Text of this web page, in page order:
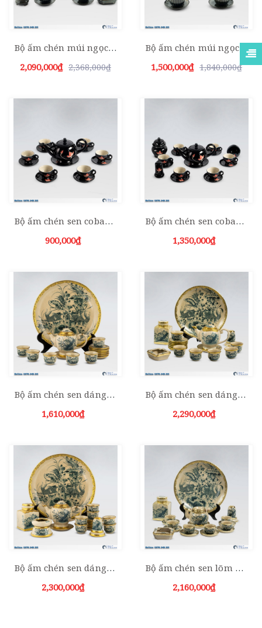
Bộ ấm chén múi ngọc thỏ kèm phụ kiện (hàng nghệ nhân)
2,090,000₫ 2,368,000₫
Bộ ấm chén múi ngọc thỏ (hàng nghệ nhân)
1,500,000₫ 1,840,000₫
Bộ ấm chén sen coban Bát Tràng 600ml
900,000₫
Bộ ấm chén sen coban kèm phụ kiện 600ml
1,350,000₫
Bộ ấm chén sen dáng Minh Long men rạn bọc đồng kèm đĩa cảnh
1,610,000₫
Bộ ấm chén sen dáng Minh Long men rạn bọc đồng kèm phụ kiện
2,290,000₫
Bộ ấm chén sen dáng Minh Long men rạn bọc đồng kèm phụ kiện mẫu 2
2,300,000₫
Bộ ấm chén sen lõm men rạn bọc đồng kèm phụ kiện
2,160,000₫